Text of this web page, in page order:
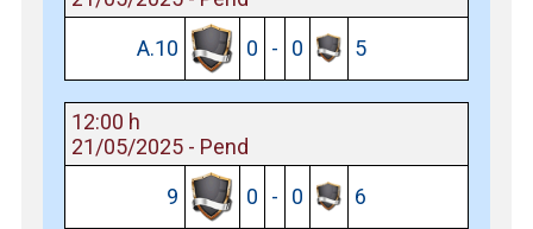
A.10
0 - 0 5
12:00 h
21/05/2025 - Pend
9
0 - 0 6